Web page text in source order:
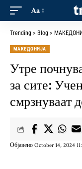
Aa
Trending > Blog >
МАКЕДОНИЈА
Утре
за сите:
смрзнуваат
Објавено October 14, 2024